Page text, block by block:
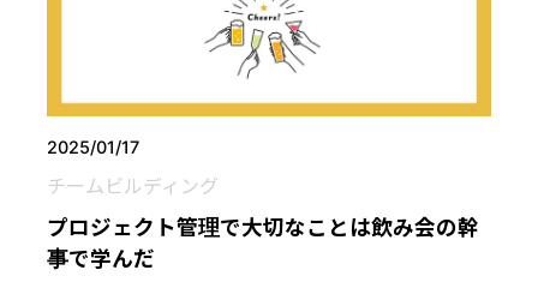
2025/01/17
チームビルディング
プロジェクト管理で大切なことは飲み会の幹
事で学んだ